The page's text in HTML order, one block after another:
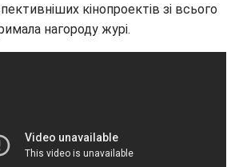
кінопроектів зі всього
нагороду журі.